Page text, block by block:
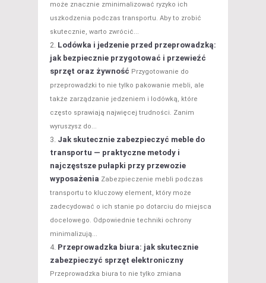
może znacznie zminimalizować ryzyko ich
uszkodzenia podczas transportu. Aby to zrobić
skutecznie, warto zwrócić...
Lodówka i jedzenie przed przeprowadzką:
jak bezpiecznie przygotować i przewieźć
sprzęt oraz żywność Przygotowanie do
przeprowadzki to nie tylko pakowanie mebli, ale
także zarządzanie jedzeniem i lodówką, które
często sprawiają najwięcej trudności. Zanim
wyruszysz do...
Jak skutecznie zabezpieczyć meble do
transportu — praktyczne metody i
najczęstsze pułapki przy przewozie
wyposażenia Zabezpieczenie mebli podczas
transportu to kluczowy element, który może
zadecydować o ich stanie po dotarciu do miejsca
docelowego. Odpowiednie techniki ochrony
minimalizują...
Przeprowadzka biura: jak skutecznie
zabezpieczyć sprzęt elektroniczny
Przeprowadzka biura to nie tylko zmiana